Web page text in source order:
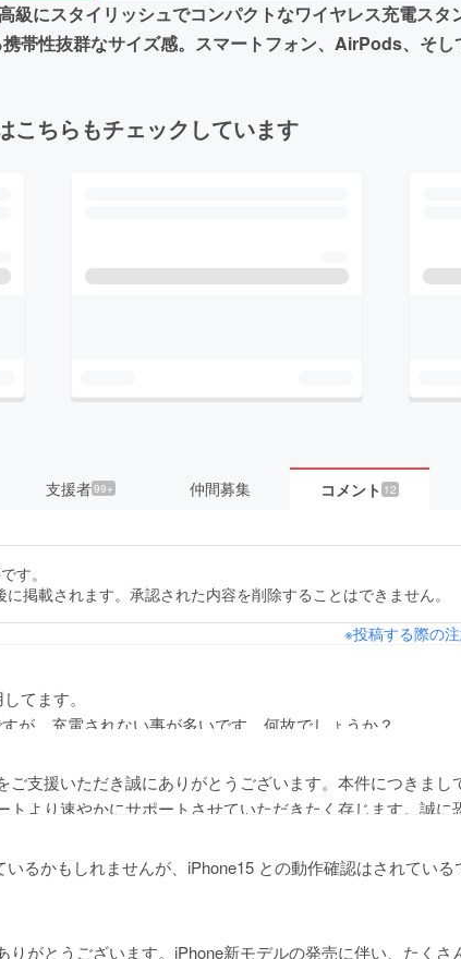
級にスタイリッシュでコンパクトなワイヤレス充電ス
帯性抜群なサイズ感。スマートフォン、AirPods、そ
こちらもチェックしています
支援者99+ 仲間募集 コメント 12
す。
掲載されます。承認された内容を削除することはできません。
※投稿する際の
てます。
が、充電されない事が多いです。何故でしょうか？
ご支援いただき誠にありがとうございます。本件につきまし
トより速やかにサポートさせていただきたく存じます。誠に
にてメッセージのご送付もしくは次のアドレス宛にご
幸いです。お手数をおかけし申し訳ございませんが、何卒よ
。sales@rdbcorp.com
るかもしれませんが、iPhone15 との動作確認はされている
りがとうございます。iPhone新モデルの発売に伴い、たくさ